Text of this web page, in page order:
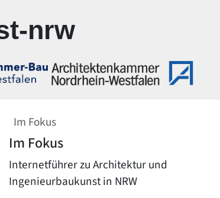
nrw
Im Fokus
Im Fokus
Internetführer zu Architektur und
Ingenieurbaukunst in NRW